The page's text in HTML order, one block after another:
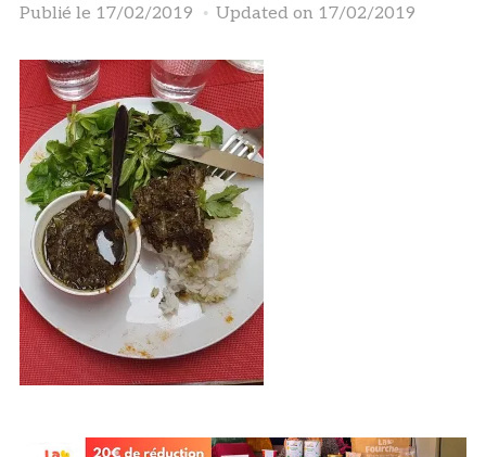
Publié le 17/02/2019 Updated on 17/02/2019